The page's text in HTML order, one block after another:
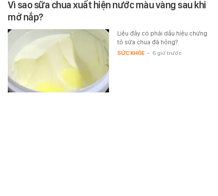
Vì sao sữa chua xuất hiện nước màu vàng sau khi
mở nắp?
Liệu đây có phải dấu hiệu chứng
tỏ sữa chua đã hỏng?
SỨC KHỎE - 6 giờ trước